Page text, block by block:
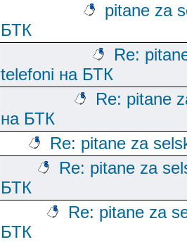
pitane za
БТК
Re:
telefoni на БТК
Re: pitane
на БТК
Re: pitane za
Re: pitane za
БТК
Re: pitane za
БТК